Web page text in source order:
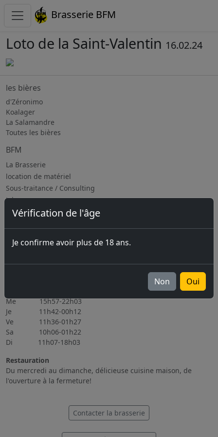
Brasserie BFM
Vérification de l'âge
Je confirme avoir plus de 18 ans.
Non Oui
Loto de la Saint-Valentin 16.02.24
les bières
d'Zéronimo
Koalager
La Salamandre
Toutes les bières
BFM
La Brasserie
location de matériel
Sous-traitance / Consulting
Jobs
Prochains évènements
06.11.2026 Brassin Public 6-7.11.2026
Tous les évènements
Me 15h57-22h03
Je 11h42-00h12
Ve 11h36-01h27
Sa 10h06-01h22
Di 11h07-18h03
Restauration
Du mercredi au dimanche, délicieuse cuisine maison, de
l'ouverture à la fermeture!
Contacter la brasserie